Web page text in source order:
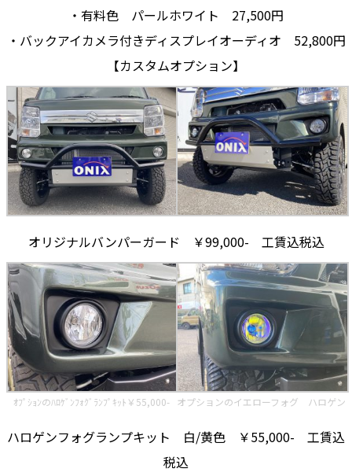
・有料色 パールホワイト 27,500円
・バックアイカメラ付きディスプレイオーディオ 52,800円
【カスタムオプション】
オリジナルバンパーガード ￥99,000- 工賃込税込
ｵﾌﾟｼｮﾝのﾊﾛｹﾞﾝﾌｫｸﾞﾗﾝﾌﾟｷｯﾄ￥55,000- オプションのイエローフォグ ハロゲン
ハロゲンフォグランプキット 白/黄色 ￥55,000- 工賃込
税込